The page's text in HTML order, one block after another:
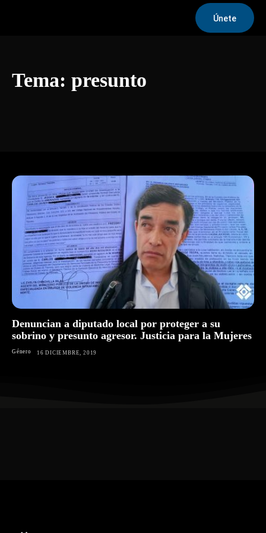
Únete
Tema: presunto
Denuncian a diputado local por proteger a su
sobrino y presunto agresor. Justicia para la Mujeres
Género 16 DICIEMBRE, 2019